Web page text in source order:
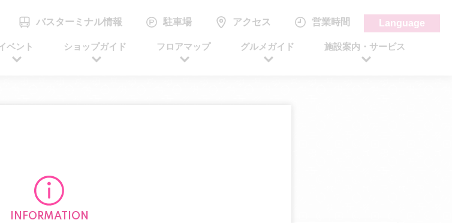
バスターミナル情報 駐車場 アクセス 営業時間 Language
ベント ショップガイド フロアマップ グルメガイド 施設案内・サービス
INFORMATION